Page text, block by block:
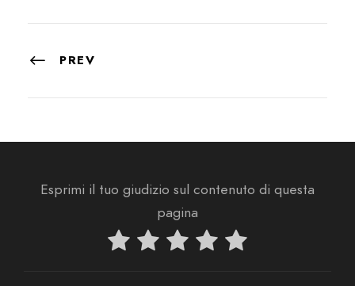
PREV
Esprimi il tuo giudizio sul contenuto di questa
pagina